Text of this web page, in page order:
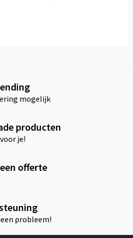
mogelijk
producten
je!
offerte
probleem!